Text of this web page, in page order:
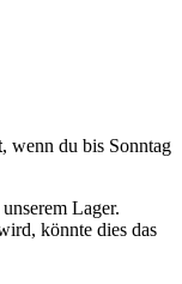
, wenn du bis Sonntag
Lager.
könnte dies das